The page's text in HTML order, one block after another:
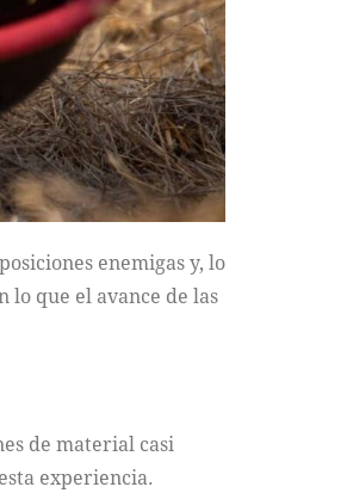
enemigas y, lo
lo que el avance de las
de material casi
experiencia.